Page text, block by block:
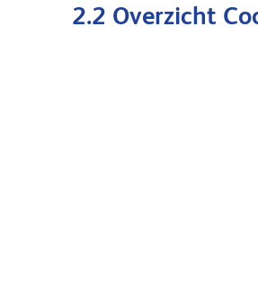
2.2 Overzicht